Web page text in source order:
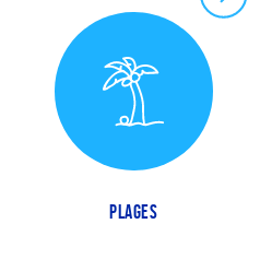
PLAGES